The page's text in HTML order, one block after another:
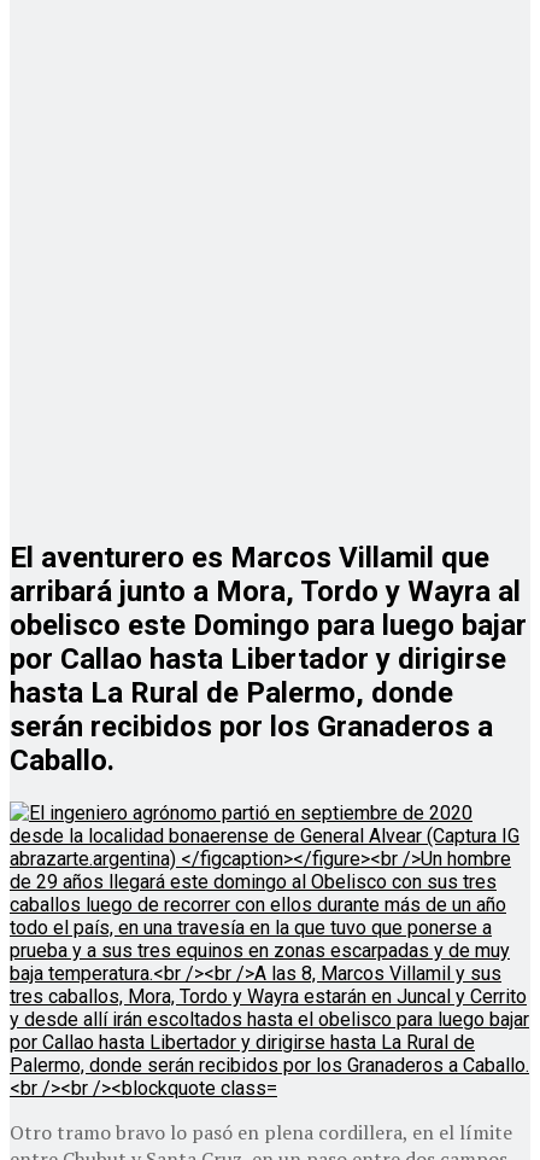
El aventurero es Marcos Villamil que
arribará junto a Mora, Tordo y Wayra al
obelisco este Domingo para luego bajar
por Callao hasta Libertador y dirigirse
hasta La Rural de Palermo, donde
serán recibidos por los Granaderos a
Caballo.
Otro tramo bravo lo pasó en plena cordillera, en el límite